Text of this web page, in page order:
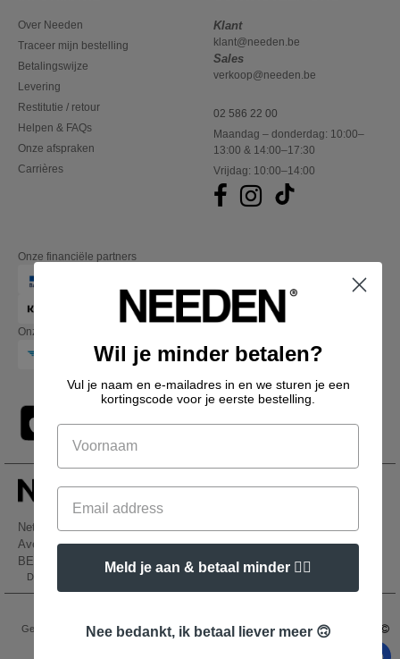
Over Needen
Traceer mijn bestelling
Betalingswijze
Levering
Restitutie / retour
Helpen & FAQs
Onze afspraken
Carrières
Klant
klant@needen.be
Sales
verkoop@needen.be
02 586 22 00
Maandag – donderdag: 10:00–
13:00 & 14:00–17:30
Vrijdag: 10:00–14:00
Onze financiële partners
Onze transporteurs
Netenders Belgium SRL
Avenue Hermann-Debroux 54, 1160, Bruxelles
BE61 3632 1629 8017
Dit is GEEN retouradres. Voor retourzending, zie hier
Gebruiksvoorwaarden-Algemene Contractvoorwaarden- Cookiebeleid
contact met ons opnemen. Onze
Wil je minder betalen?
Vul je naam en e-mailadres in en we sturen je een
kortingscode voor je eerste bestelling.
Meld je aan & betaal minder 👍🏼
Nee bedankt, ik betaal liever meer 🙃